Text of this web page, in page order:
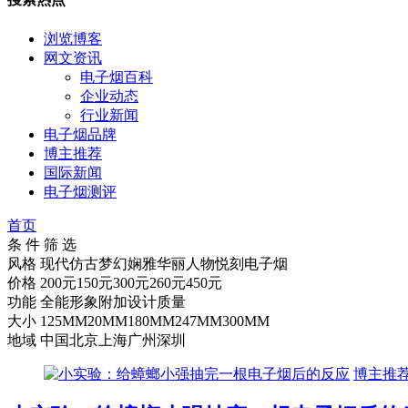
浏览博客
网文资讯
电子烟百科
企业动态
行业新闻
电子烟品牌
博主推荐
国际新闻
电子烟测评
首页
条 件 筛 选
风格 现代仿古梦幻娴雅华丽人物悦刻电子烟
价格 200元150元300元260元450元
功能 全能形象 附加设计质量
大小 125MM20MM180MM247MM300MM
地域 中国北京 上海广州深圳
博主推